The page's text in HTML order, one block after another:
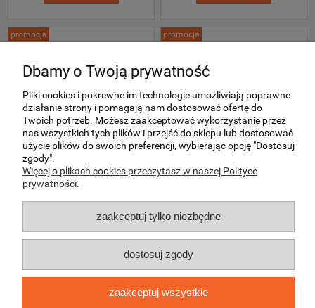
Kurtka Softshell Delta Plus
MYSEN (MYSENGJxx) Szaro
DELTA PLUS
159,90 zł
promocja
Kurtka Softshell Delta Plus
MYSEN (MYSENNRxx)
Czarno Czerwona
DELTA PLUS
127,90 zł
promocja
Dbamy o Twoją prywatność
Pliki cookies i pokrewne im technologie umożliwiają poprawne
działanie strony i pomagają nam dostosować ofertę do
Twoich potrzeb. Możesz zaakceptować wykorzystanie przez
nas wszystkich tych plików i przejść do sklepu lub dostosować
użycie plików do swoich preferencji, wybierając opcję "Dostosuj
zgody".
Więcej o plikach cookies przeczytasz w naszej Polityce
prywatności.
zaakceptuj tylko niezbędne
dostosuj zgody
zaakceptuj wszystkie